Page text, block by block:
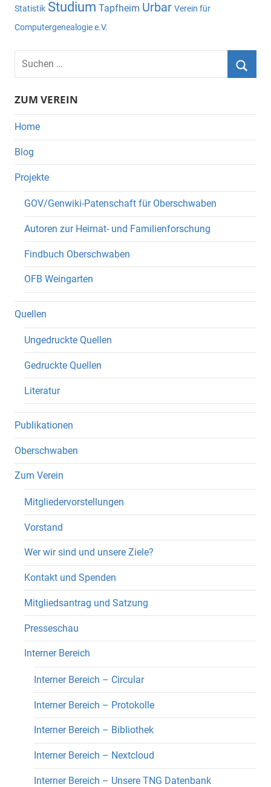
Statistik Studium Tapfheim Urbar Verein für
Computergenealogie e.V.
Suchen
nach:
ZUM VEREIN
Home
Blog
Projekte
GOV/Genwiki-Patenschaft für Oberschwaben
Autoren zur Heimat- und Familienforschung
Findbuch Oberschwaben
OFB Weingarten
Quellen
Ungedruckte Quellen
Gedruckte Quellen
Literatur
Publikationen
Oberschwaben
Zum Verein
Mitgliedervorstellungen
Vorstand
Wer wir sind und unsere Ziele?
Kontakt und Spenden
Mitgliedsantrag und Satzung
Presseschau
Interner Bereich
Interner Bereich – Circular
Interner Bereich – Protokolle
Interner Bereich – Bibliothek
Interner Bereich – Nextcloud
Interner Bereich – Unsere TNG Datenbank